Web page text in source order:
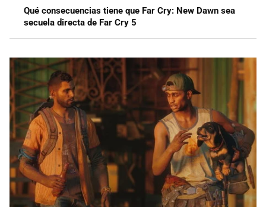
Qué consecuencias tiene que Far Cry: New Dawn sea
secuela directa de Far Cry 5